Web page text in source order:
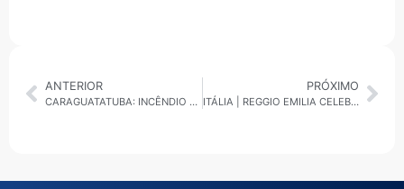
ANTERIOR
CARAGUATATUBA: INCÊNDIO EM ADEGA NO PORTO NOVO MOBILIZA CORPO DE BOMBEIROS
PRÓXIMO
ITÁLIA | REGGIO EMILIA CELEBRA LORIS MALAGUZZI E REAFIRMA O MODELO QUE INSPIRA O MUNDO